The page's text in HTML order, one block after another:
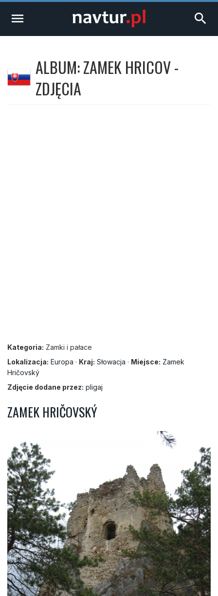
menu search
ALBUM: ZAMEK HRICOV -
ZDJĘCIA
Kategoria: Zamki i pałace
Lokalizacja: Europa · Kraj: Słowacja · Miejsce: Zamek
Hričovský
Zdjęcie dodane przez: pligaj
ZAMEK HRIČOVSKÝ